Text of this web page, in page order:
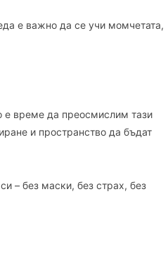
е важно да се учи момчетата,
е време да преосмислим тази
и пространство да бъдат
– без маски, без страх, без